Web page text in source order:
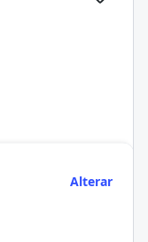
Alterar